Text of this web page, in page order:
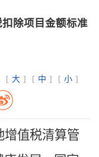
除项目金额标准
[ 大 ] [ 中 ] [ 小 ]
增值税清算管